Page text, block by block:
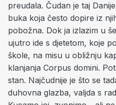
preudala. Čudan je taj
buka koja često dopire iz
pobožna. Dok ja izlazim u
ujutro ide s djetetom, koje
škole, na misu u obližnju
klanjanja Corpus domini.
stan. Najčudnije je što se
duhovna glazba, valjda s